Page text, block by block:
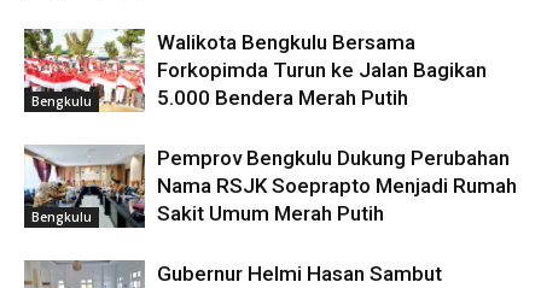
Bengkulu
Walikota Bengkulu Bersama
Forkopimda Turun ke Jalan Bagikan
5.000 Bendera Merah Putih
Bengkulu
Pemprov Bengkulu Dukung Perubahan
Nama RSJK Soeprapto Menjadi Rumah
Sakit Umum Merah Putih
Gubernur Helmi Hasan Sambut